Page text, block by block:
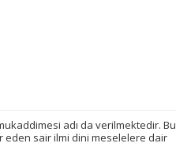
adı da verilmektedir. Bu
eden sair ilmi dini meselelere dair